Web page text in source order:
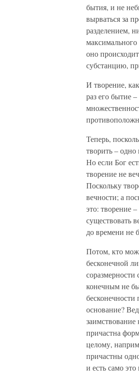
бытия, и не
вырваться за
разделением,
оно
субстанцию,
И творение,
раз его бытие
Теперь,
творить – одно
Но если Бог
творение не
Поскольку
вечности; а
это: творение
существовать
до времени не
Потом, кто
бесконечной
конечным не
основание?
заимствование
причастна
целому,
причастны
и есть само